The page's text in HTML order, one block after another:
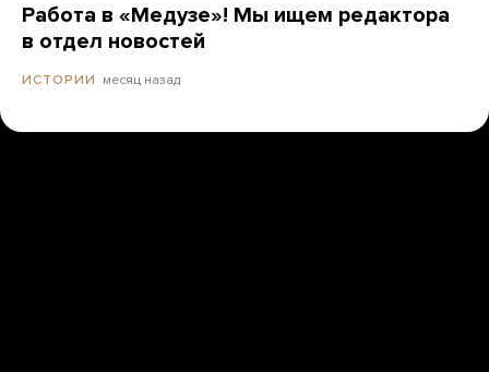
Работа в «Медузе»! Мы ищем редактора
в отдел новостей
ИСТОРИИ месяц назад